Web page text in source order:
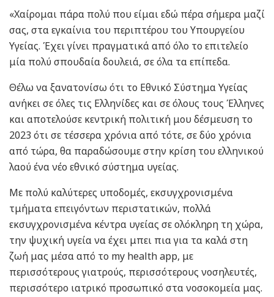
«Χαίρομαι πάρα πολύ που είμαι εδώ πέρα σήμερα μαζί
σας, στα εγκαίνια του περιπτέρου του Υπουργείου
Υγείας. Έχει γίνει πραγματικά από όλο το επιτελείο
μία πολύ σπουδαία δουλειά, σε όλα τα επίπεδα.
Θέλω να ξανατονίσω ότι το Εθνικό Σύστημα Υγείας
ανήκει σε όλες τις Ελληνίδες και σε όλους τους Έλληνες
και αποτελούσε κεντρική πολιτική μου δέσμευση το
2023 ότι σε τέσσερα χρόνια από τότε, σε δύο χρόνια
από τώρα, θα παραδώσουμε στην κρίση του ελληνικού
λαού ένα νέο εθνικό σύστημα υγείας.
Με πολύ καλύτερες υποδομές, εκσυγχρονισμένα
τμήματα επειγόντων περιστατικών, πολλά
εκσυγχρονισμένα κέντρα υγείας σε ολόκληρη τη χώρα,
την ψυχική υγεία να έχει μπει πια για τα καλά στη
ζωή μας μέσα από το my health app, με
περισσότερους γιατρούς, περισσότερους νοσηλευτές,
περισσότερο ιατρικό προσωπικό στα νοσοκομεία μας.